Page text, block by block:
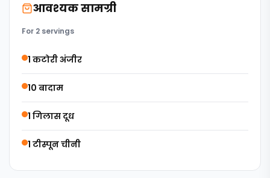
आवश्यक सामग्री
For 2 servings
1 कटोरी अंजीर
10 बादाम
1 गिलास दूध
1 टीस्पून चीनी